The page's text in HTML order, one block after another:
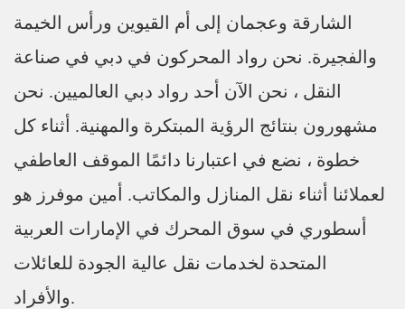
الشارقة وعجمان إلى أم القيوين ورأس الخيمة
والفجيرة. نحن رواد المحركون في دبي في صناعة
النقل ، نحن الآن أحد رواد دبي العالميين. نحن
مشهورون بنتائج الرؤية المبتكرة والمهنية. أثناء كل
خطوة ، نضع في اعتبارنا دائمًا الموقف العاطفي
لعملائنا أثناء نقل المنازل والمكاتب. أمين موفرز هو
أسطوري في سوق المحرك في الإمارات العربية
المتحدة لخدمات نقل عالية الجودة للعائلات
والأفراد.